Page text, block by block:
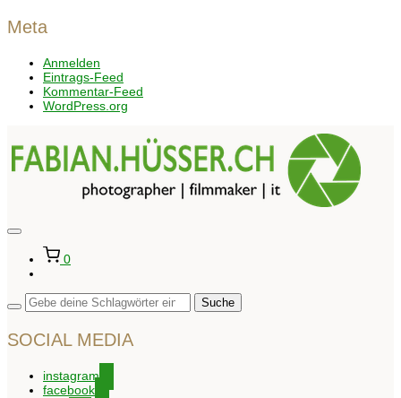
Meta
Anmelden
Eintrags-Feed
Kommentar-Feed
WordPress.org
Seitenleiste
Navigation
umschalten
0
SOCIAL MEDIA
instagram
facebook